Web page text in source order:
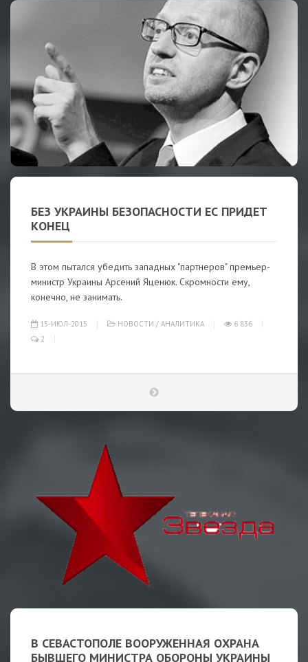
БЕЗ УКРАИНЫ БЕЗОПАСНОСТИ ЕС ПРИДЕТ
КОНЕЦ
В этом пытался убедить западных "партнеров" премьер-
министр Украины Арсений Яценюк. Скромности ему,
конечно, не занимать.
15-ИЮЛ-2015 НОВОСТИ / АНАЛИТИКА
6 836
2
В СЕВАСТОПОЛЕ ВООРУЖЕННАЯ ОХРАНА
БЫВШЕГО МИНИСТРА ОБОРОНЫ УКРАИНЫ